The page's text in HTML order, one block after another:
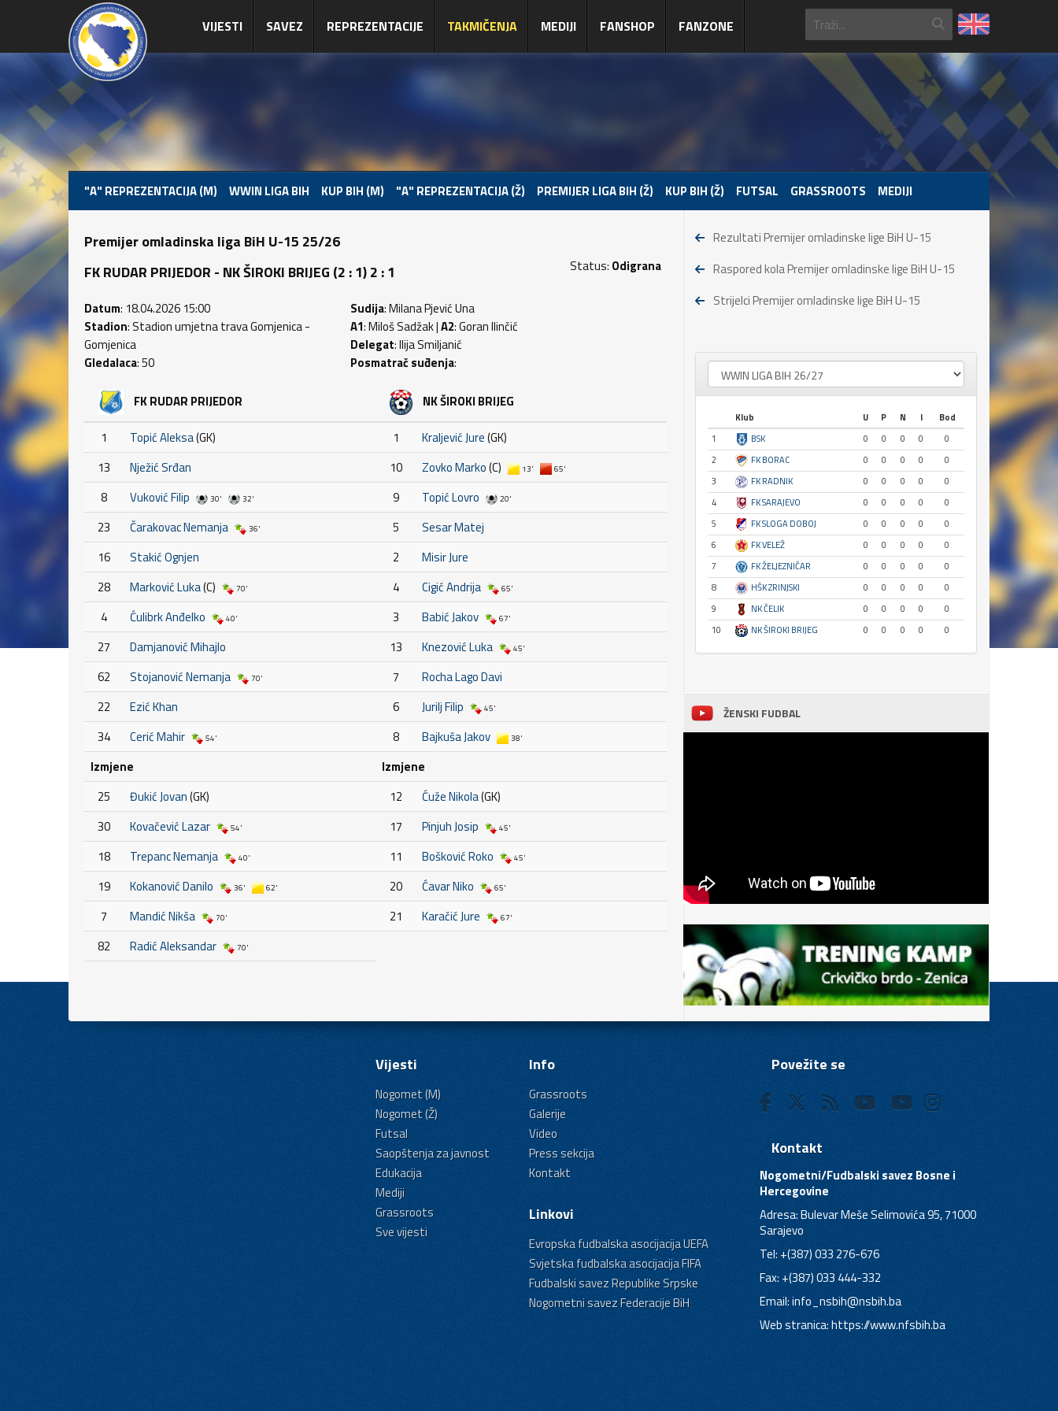
VIJESTI SAVEZ REPREZENTACIJE TAKMIČENJA MEDIJI FANSHOP FANZONE
"A" REPREZENTACIJA (M) WWIN LIGA BIH KUP BIH (M) "A" REPREZENTACIJA (Ž) PREMIJER LIGA BIH (Ž) KUP BIH (Ž) FUTSAL GRASSROOTS MEDIJI
Premijer omladinska liga BiH U-15 25/26
FK RUDAR PRIJEDOR - NK ŠIROKI BRIJEG (2 : 1) 2 : 1
Status: Odigrana
Datum: 18.04.2026 15:00
Stadion: Stadion umjetna trava Gomjenica -
Gomjenica
Gledalaca: 50
Sudija: Milana Pjević Una
A1: Miloš Sadžak |A2: Goran Ilinčić
Delegat: Ilija Smiljanić
Posmatrač suđenja:
FK RUDAR PRIJEDOR
1 Topić Aleksa(GK)
13
Nježić Srđan
8
Vuković Filip 30' 32'
23 Čarakovac Nemanja 36'
16
Stakić Ognjen
28
Marković Luka(C) 70'
4 Ćulibrk Anđelko 40'
27
Damjanović Mihajlo
62
Stojanović Nemanja 70'
22
Ezić Khan
34
Cerić Mahir 54'
Izmjene
25
Đukić Jovan(GK)
30
Kovačević Lazar 54'
18 Trepanc Nemanja 40'
19 Kokanović Danilo 36' 62'
7 Mandić Nikša 70'
82 Radić Aleksandar 70'
NK ŠIROKI BRIJEG
1 Kraljević Jure(GK)
10
Zovko Marko(C) 13' 65'
9 Topić Lovro 20'
5
Sesar Matej
2
Misir Jure
4
Cigić Andrija 65'
3 Babić Jakov 67'
13 Knezović Luka 45'
7
Rocha Lago Davi
6
Jurilj Filip 45'
8 Bajkuša Jakov 38'
Izmjene
12
Ćuže Nikola(GK)
17
Pinjuh Josip 45'
11 Bošković Roko 45'
20 Ćavar Niko 65'
21 Karačić Jure 67'
Rezultati Premijer omladinske lige BiH U-15
Raspored kola Premijer omladinske lige BiH U-15
Strijelci Premijer omladinske lige BiH U-15
Klub U P N I
Bod
1
BSK 0 0 0 0
0
2
FK BORAC 0 0 0 0
0
3
FK RADNIK 0 0 0 0
0
4
FK SARAJEVO 0 0 0 0
0
5
FK SLOGA DOBOJ 0 0 0 0
0
6
FK VELEŽ 0 0 0 0
0
7
FK ŽELJEZNIČAR 0 0 0 0
0
8
HŠK ZRINJSKI 0 0 0 0
0
9
NK ČELIK 0 0 0 0
0
10
NK ŠIROKI BRIJEG 0 0 0 0 0
ŽENSKI FUDBAL
Vijesti
Nogomet (M)
Nogomet (Ž)
Futsal
Saopštenja za javnost
Edukacija
Mediji
Grassroots
Sve vijesti
Info
Grassroots
Galerije
Video
Press sekcija
Kontakt
Linkovi
Evropska fudbalska asocijacija UEFA
Svjetska fudbalska asocijacija FIFA
Fudbalski savez Republike Srpske
Nogometni savez Federacije BiH
Povežite se
Kontakt
Nogometni/Fudbalski savez Bosne i
Hercegovine
Adresa: Bulevar Meše Selimovića 95, 71000
Sarajevo
Tel: +(387) 033 276-676
Fax: +(387) 033 444-332
Email:info_nsbih@nsbih.ba
Web stranica: https://www.nfsbih.ba